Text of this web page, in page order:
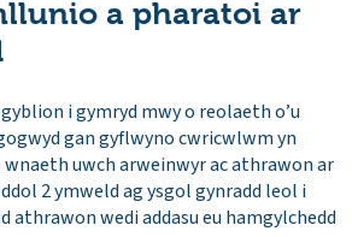
a pharatoi ar
i gymryd mwy o reolaeth o’u
gan gyflwyno cwricwlwm yn
wnaeth uwch arweinwyr ac athrawon ar
2 ymweld ag ysgol gynradd leol i
athrawon wedi addasu eu hamgylchedd